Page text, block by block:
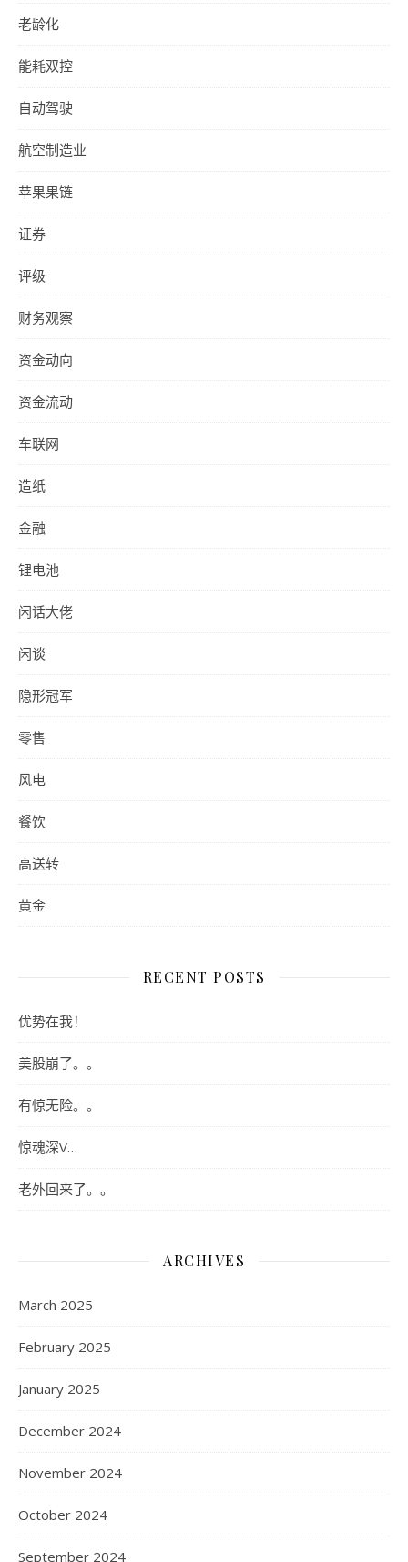
老龄化
能耗双控
自动驾驶
航空制造业
苹果果链
证券
评级
财务观察
资金动向
资金流动
车联网
造纸
金融
锂电池
闲话大佬
闲谈
隐形冠军
零售
风电
餐饮
高送转
黄金
RECENT POSTS
优势在我！
美股崩了。。
有惊无险。。
惊魂深V…
老外回来了。。
ARCHIVES
March 2025
February 2025
January 2025
December 2024
November 2024
October 2024
September 2024